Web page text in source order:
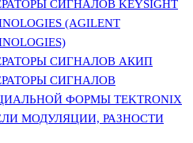
СИГНАЛОВ KEYSIGHT
(AGILENT
СИГНАЛОВ АКИП
СИГНАЛОВ
ФОРМЫ TEKTRONIX
МОДУЛЯЦИИ, РАЗНОСТИ